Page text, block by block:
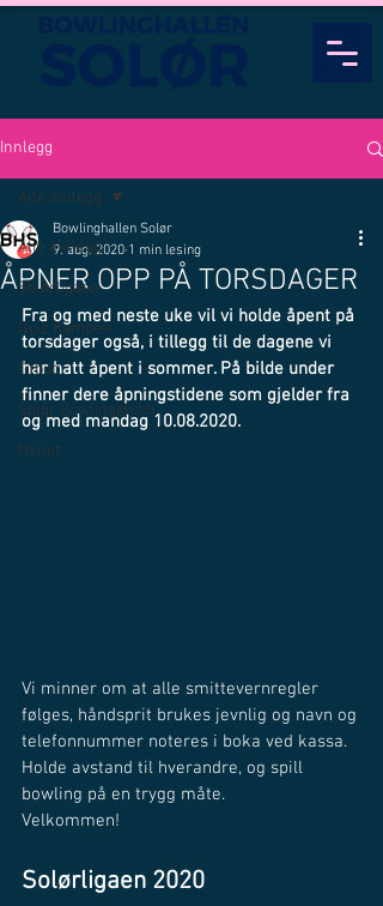
Innlegg
Alle innlegg
Solørligaen
Quiz Kampen
Tilbud
Solør Bowlingklubb
Nyhet
Alle innlegg
ÅPNER OPP PÅ TORSDAGER
Bowlinghallen Solør
9. aug. 2020 1 min lesing
Fra og med neste uke vil vi holde åpent på
torsdager også, i tillegg til de dagene vi
har hatt åpent i sommer. På bilde under
finner dere åpningstidene som gjelder fra
og med mandag 10.08.2020.
Vi minner om at alle smittevernregler
følges, håndsprit brukes jevnlig og navn og
telefonnummer noteres i boka ved kassa.
Holde avstand til hverandre, og spill
bowling på en trygg måte.
Velkommen!
Solørligaen 2020